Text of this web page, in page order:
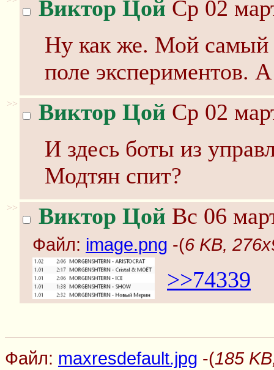
Виктор Цой Ср 02
Ну как же. Мой самый
поле экспериментов.
>> Виктор Цой Ср 02
И здесь боты из
Модтян спит?
>> Виктор Цой Вс 06
Файл: image.png -(6 KB,
>>74339
Файл: maxresdefault.jpg -(185